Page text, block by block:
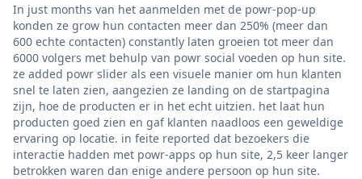
In just months van het aanmelden met de powr-pop-up
konden ze grow hun contacten meer dan 250% (meer dan
600 echte contacten) constantly laten groeien tot meer dan
6000 volgers met behulp van powr social voeden op hun site.
ze added powr slider als een visuele manier om hun klanten
snel te laten zien, aangezien ze landing on de startpagina
zijn, hoe de producten er in het echt uitzien. het laat hun
producten goed zien en gaf klanten naadloos een geweldige
ervaring op locatie. in feite reported dat bezoekers die
interactie hadden met powr-apps op hun site, 2,5 keer langer
betrokken waren dan enige andere persoon op hun site.